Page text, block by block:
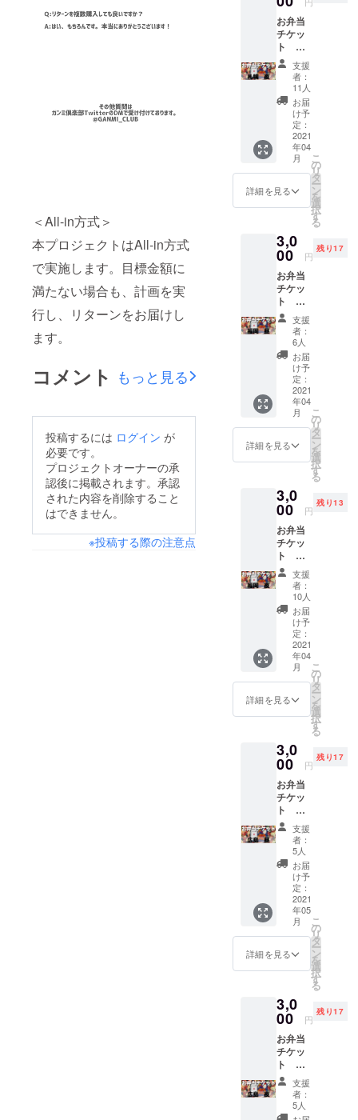
＜All-in方式＞
本プロジェクトはAll-in方式
で実施します。目標金額に
満たない場合も、計画を実
行し、リターンをお届けし
ます。
コメント もっと見る
投稿するには ログイン が
必要です。
プロジェクトオーナーの承
認後に掲載されます。承認
された内容を削除すること
はできません。
※投稿する際の注意点
ショップや
パフォーマ
ンスを行
また"日常を
エンターテ
イメント
に"というス
ローガンの
元、社会活
して小学校
などでもダ
ンスのレッ
スンを行っ
ている。
にする
と恐縮
ですが
本当に
ありが
とうご
ざいま
す。。
ケット
ではな
くお弁
当代と
して、
あなた
YOU
TOUR
2021を
東京
FINAL
公演ま
で走ら
せま
す！ 今
回は会
場に来
られな
いあな
たに
も、
「あり
がと
さい。
こちら
は【札
幌 昼
公演】
のリ
ターン
です。
支援し
たい公
演に
よって
リター
ンをお
選びく
い。 リ
ターン
うビデ
オメッ
セー
ジ」 メ
ンバー
からあ
なただ
けに向
けた あ
りがと
うビデ
オメッ
セージ
が届き
ます！
時の備
考欄
に、 "メ
に呼ん
でほし
いあな
たのお
名前"を
カタカ
ナでご
明記く
ださ
お弁当
チケッ
ト
【札
幌 夜
公演】
3,000円
GANMI
メン
バーと
スタッ
フさん
の お弁
当を支
援して
くださ
！ (こう
して文
にする
と恐縮
ですが
本当に
ありが
とうご
ざいま
す。。
ケット
ではな
くお弁
当代と
して、
あなた
YOU
TOUR
2021を
東京
FINAL
公演ま
で走ら
せま
す！ 今
回は会
場に来
られな
いあな
たに
も、
「あり
がと
さい。
こちら
は【札
幌 夜
公演】
のリ
ターン
です。
支援し
たい公
演に
よって
リター
ンをお
選びく
い。 リ
ターン
うビデ
オメッ
セー
ジ」 メ
ンバー
からあ
なただ
けに向
けた あ
支援
者：
11人
お届
け予
定：
2021
年04
月
詳細を見る
こ
の
リ
タ
ー
ン
を
選
択
す
る
3,0
00 円
残り17
お弁当
チケッ
ト
【福
岡 昼
公演】
3,000円
GANMI
メン
バーと
スタッ
フさん
の お弁
当を支
援して
くださ
！ (こう
して文
にする
と恐縮
ですが
本当に
ありが
とうご
ざいま
す。。
ケット
ではな
くお弁
当代と
して、
あなた
YOU
TOUR
2021を
東京
FINAL
公演ま
で走ら
せま
す！ 今
回は会
場に来
られな
いあな
たに
も、
「あり
がと
さい。
こちら
は【福
岡 昼
公演】
のリ
ターン
です。
支援し
支援
者：
6人
お届
け予
定：
2021
年04
月
詳細を見る
こ
の
リ
タ
ー
ン
を
選
択
す
る
3,0
00 円
残り13
お弁当
チケッ
ト
【福
岡 夜
公演】
3,000円
GANMI
メン
バーと
スタッ
フさん
の お弁
当を支
援して
くださ
！ (こう
して文
にする
と恐縮
ですが
本当に
ありが
とうご
ざいま
す。。
ケット
ではな
くお弁
当代と
して、
あなた
YOU
TOUR
2021を
東京
FINAL
公演ま
で走ら
せま
す！ 今
支援
者：
10人
お届
け予
定：
2021
年04
月
詳細を見る
こ
の
リ
タ
ー
ン
を
選
択
す
る
3,0
00 円
残り17
お弁当
チケッ
ト
【広
島 昼
公演】
3,000円
GANMI
メン
バーと
スタッ
フさん
の お弁
当を支
援して
くださ
！ (こう
して文
にする
と恐縮
ですが
本当に
ありが
とうご
ざいま
す。。
支援
者：
5人
お届
け予
定：
2021
年05
月
詳細を見る
こ
の
リ
タ
ー
ン
を
選
択
す
る
3,0
00 円
残り17
お弁当
チケッ
ト
【広
島 夜
公演】
3,000円
支援
者：
5人